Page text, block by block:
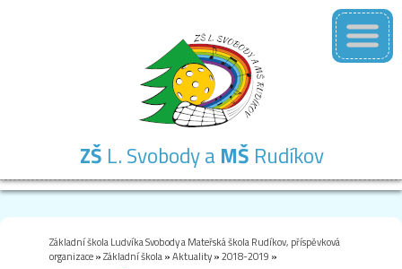
ZŠ L. Svobody a MŠ Rudíkov
Základní škola Ludvíka Svobody a Mateřská škola Rudíkov, příspěvková
organizace»Základní škola»Aktuality»2018-2019 »